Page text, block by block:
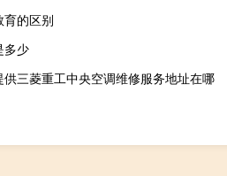
的区别
多少
三菱重工中央空调维修服务地址在哪